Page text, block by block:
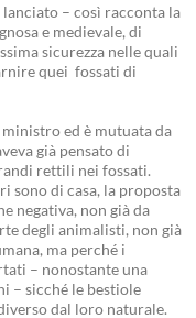
– così racconta la
e medievale, di
sicurezza nelle quali
quei fossati di
ministro ed è mutuata da
già pensato di
rettili nei fossati.
sono di casa, la proposta
negativa, non già da
degli animalisti, non già
ma perché i
– nonostante una
– sicché le bestiole
dal loro naturale.